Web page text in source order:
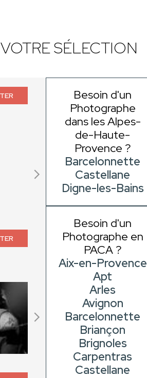
SÉLECTION
Besoin d'un
Photographe
dans les Alpes-
de-Haute-
Provence ?
Barcelonnette
Castellane
Digne-les-Bains
Besoin d'un
Photographe en
PACA ?
Aix-en-Provence
Apt
Arles
Avignon
Barcelonnette
Briançon
Brignoles
Carpentras
Castellane